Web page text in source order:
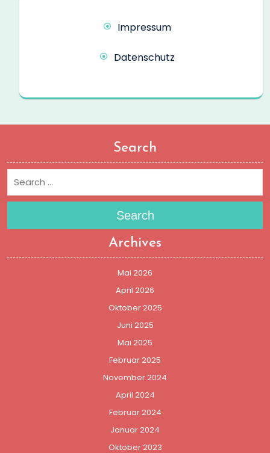
Impressum
Datenschutz
Search
Search
Archives
Mai 2026
April 2026
Oktober 2025
Juni 2025
Mai 2025
Februar 2025
November 2024
April 2024
Februar 2024
Januar 2024
Oktober 2023